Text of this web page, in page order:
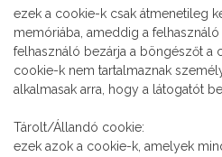
ezek a cookie-k csak átmenetileg
memóriába, ameddig a
felhasználó bezárja a böngészőt a
cookie-k nem tartalmaznak
alkalmasak arra, hogy a látogatót
Tárolt/Állandó cookie:
ezek azok a cookie-k, amelyek